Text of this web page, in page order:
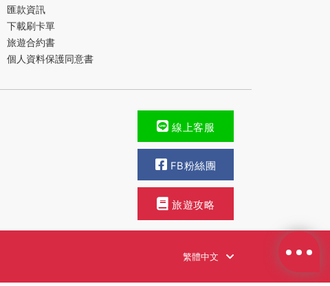
匯款資訊
下載刷卡單
旅遊合約書
個人資料保護同意書
線上客服
FB粉絲團
旅遊攻略
繁體中文